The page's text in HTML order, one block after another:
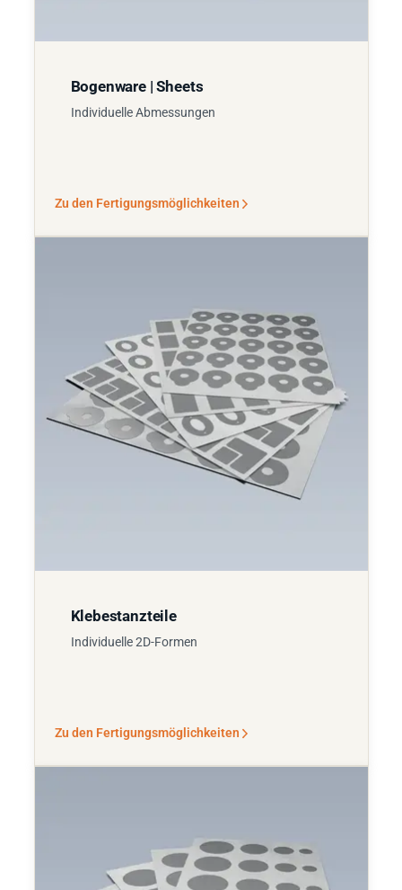
Bogenware | Sheets
Individuelle Abmessungen
Zu den Fertigungsmöglichkeiten
Klebestanzteile
Individuelle 2D-Formen
Zu den Fertigungsmöglichkeiten